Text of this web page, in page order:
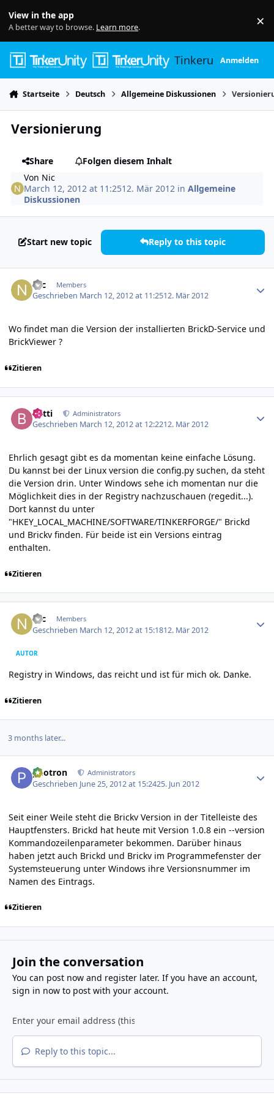
View in the app
A better way to browse. Learn more. ×
TinkerunityAnmelden
Startseite Deutsch Allgemeine Diskussionen
Versionierung
Share
Folgen diesem Inhalt
Von Nic
March 12, 2012 at 11:2512. Mär 2012 inAllgemeine
Diskussionen
Start new topic Reply to this topic
Nic Members
Geschrieben March 12, 2012 at 11:2512. Mär 2012
Wo findet man die Version der installierten BrickD-Service und
BrickViewer ?
Zitieren
batti Administrators
Geschrieben March 12, 2012 at 12:2212. Mär 2012
Ehrlich gesagt gibt es da momentan keine einfache Lösung.
Du kannst bei der Linux version die config.py suchen, da steht
die Version drin. Unter Windows sehe ich momentan nur die
Möglichkeit dies in der Registry nachzuschauen (regedit...).
Dort kannst du unter
"HKEY_LOCAL_MACHINE/SOFTWARE/TINKERFORGE/" Brickd
und Brickv finden. Für beide ist ein Versions eintrag
enthalten.
Zitieren
Nic Members
Geschrieben March 12, 2012 at 15:1812. Mär 2012
AUTOR
Registry in Windows, das reicht und ist für mich ok. Danke.
Zitieren
3 months later...
photron Administrators
Geschrieben June 25, 2012 at 15:2425. Jun 2012
Seit einer Weile steht die Brickv Version in der Titelleiste des
Hauptfensters. Brickd hat heute mit Version 1.0.8 ein --version
Kommandozeilenparameter bekommen. Darüber hinaus
haben jetzt auch Brickd und Brickv im Programmefenster der
Systemsteuerung unter Windows ihre Versionsnummer im
Namen des Eintrags.
Zitieren
Join the conversation
You can post now and register later. If you have an account,
sign in nowto post with your account.
Reply to this topic...